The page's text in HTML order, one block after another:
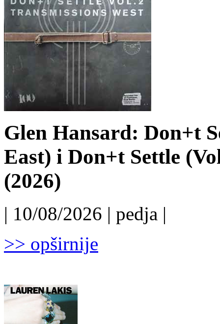
Glen Hansard: Don+t
East) i Don+t Settle
(2026)
| 10/08/2026 | pedja |
>> opširnije